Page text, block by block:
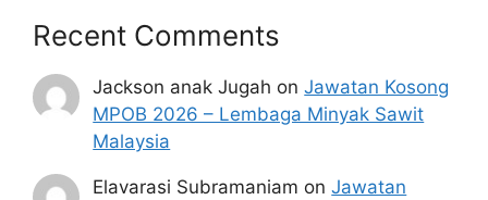
Recent Comments
Jackson anak Jugah onJawatan Kosong
MPOB 2026 – Lembaga Minyak Sawit
Malaysia
Elavarasi Subramaniam onJawatan